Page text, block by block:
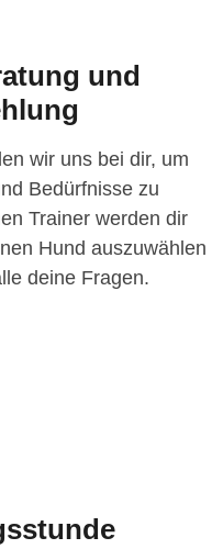
und
wir uns bei dir, um
Bedürfnisse zu
Trainer werden dir
Hund auszuwählen
deine Fragen.